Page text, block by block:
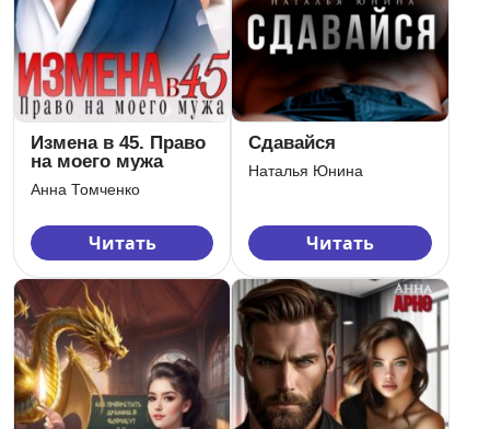
Измена в 45. Право
на моего мужа
Анна Томченко
Читать
Сдавайся
Наталья Юнина
Читать